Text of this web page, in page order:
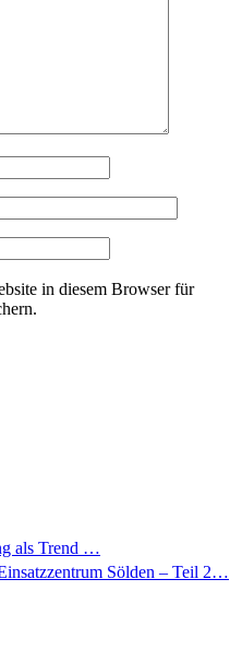
in diesem Browser für
als Trend …
Sölden – Teil 2…